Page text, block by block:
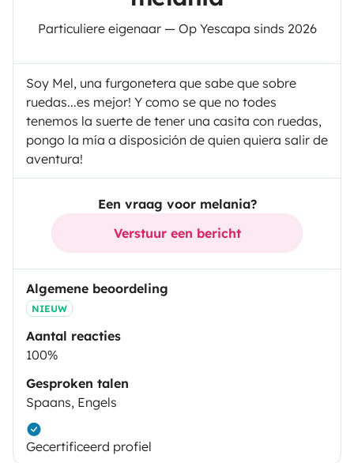
Particuliere eigenaar — Op Yescapa sinds 2026
Soy Mel, una furgonetera que sabe que sobre
ruedas...es mejor! Y como se que no todes
tenemos la suerte de tener una casita con ruedas,
pongo la mía a disposición de quien quiera salir de
aventura!
Een vraag voor melania?
Verstuur een bericht
Algemene beoordeling
NIEUW
Aantal reacties
100%
Gesproken talen
Spaans, Engels
Gecertificeerd profiel